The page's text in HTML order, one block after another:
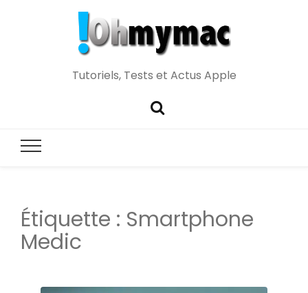
Tutoriels, Tests et Actus Apple
Étiquette : Smartphone
Medic